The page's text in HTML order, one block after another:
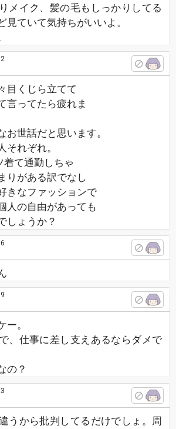
メイク、髪の毛もしっかりしてる
見ていて気持ちがいいよ。
目くじら立てて
言ってたら疲れま
お世話だと思います。
それぞれ。
て通勤しちゃ
りがある訳でなし
きなファッションで
人の自由があっても
しょうか？
ー。
、仕事に差し支えあるならダメで
の？
うから批判してるだけでしょ。周